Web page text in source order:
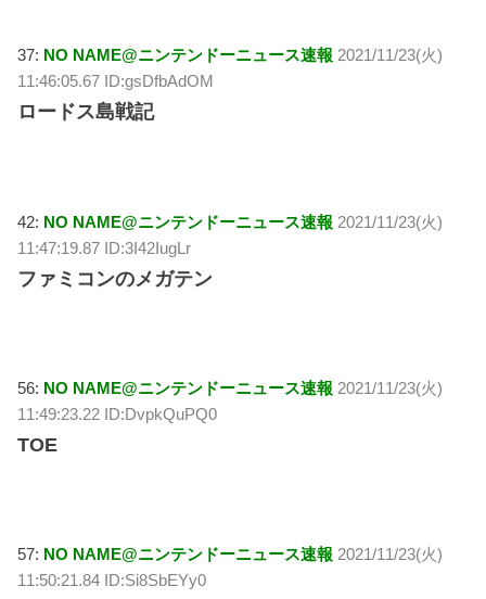
37: NO NAME@ニンテンドーニュース速報 2021/11/23(火)
11:46:05.67 ID:gsDfbAdOM
ロードス島戦記
42: NO NAME@ニンテンドーニュース速報 2021/11/23(火)
11:47:19.87 ID:3I42IugLr
ファミコンのメガテン
56: NO NAME@ニンテンドーニュース速報 2021/11/23(火)
11:49:23.22 ID:DvpkQuPQ0
TOE
57: NO NAME@ニンテンドーニュース速報 2021/11/23(火)
11:50:21.84 ID:Si8SbEYy0